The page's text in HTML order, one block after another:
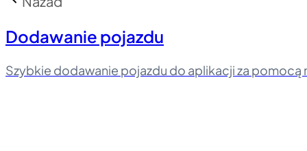
Dodawanie pojazdu
Szybkie dodawanie pojazdu do aplikacji za pomocą